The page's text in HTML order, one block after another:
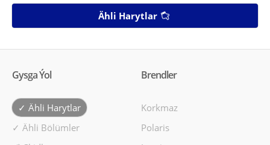
Ähli Harytlar
Gysga Ýol
✓ Ähli Harytlar
✓ Ähli Bölümler
Brendler
Korkmaz
Polaris